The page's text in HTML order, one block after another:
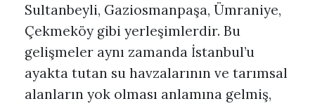
Sultanbeyli, Gaziosmanpaşa, Ümraniye,
Çekmeköy gibi yerleşimlerdir. Bu
gelişmeler aynı zamanda İstanbul’u
ayakta tutan su havzalarının ve tarımsal
alanların yok olması anlamına gelmiş,